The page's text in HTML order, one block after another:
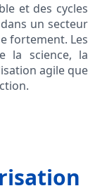
et des cycles
un secteur
fortement. Les
la science, la
agile que